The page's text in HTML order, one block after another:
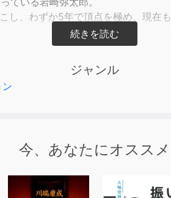
し、わずか5年で頂点を極め、現在も
でのし上がった商売の豪傑です。
ジャンル
今、あなたにオススメ